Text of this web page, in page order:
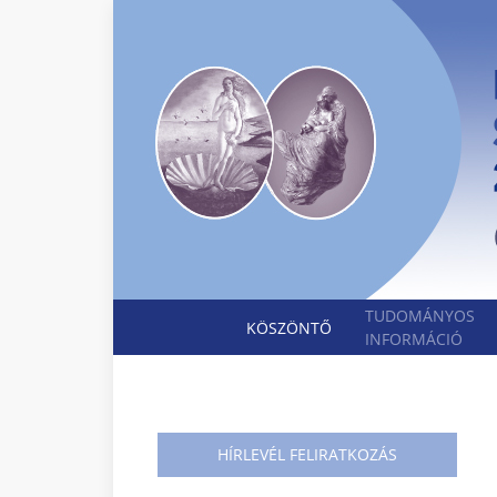
KÖSZÖNTŐ
TUDOMÁNYOS
INFORMÁCIÓ
HÍRLEVÉL FELIRATKOZÁS